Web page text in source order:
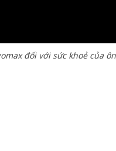
đối với sức khoẻ của